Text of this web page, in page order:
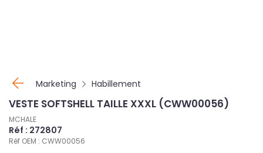
Marketing Habillement
VESTE SOFTSHELL TAILLE XXXL (CWW00056)
MCHALE
Réf : 272807
Réf OEM : CWW00056